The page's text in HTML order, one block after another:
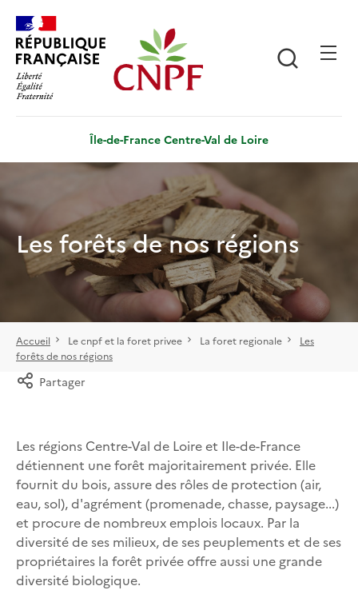
contenu
principal
Île-de-France Centre-Val de Loire
Les forêts de nos régions
Accueil Le cnpf et la foret privee La foret regionale
Les
forêts de nos régions
Partager
Les régions Centre-Val de Loire et Ile-de-France
détiennent une forêt majoritairement privée. Elle
fournit du bois, assure des rôles de protection (air,
eau, sol), d'agrément (promenade, chasse, paysage...)
et procure de nombreux emplois locaux. Par la
diversité de ses milieux, de ses peuplements et de ses
propriétaires la forêt privée offre aussi une grande
diversité biologique.